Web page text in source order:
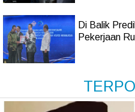
Di Balik
Pekerjaan